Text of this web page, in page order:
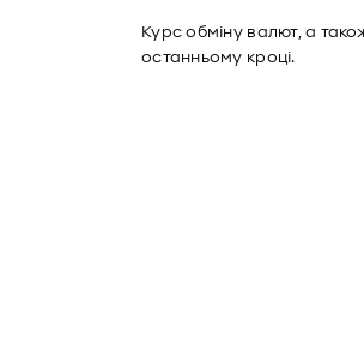
Курс обміну валют, а
останньому кроці.